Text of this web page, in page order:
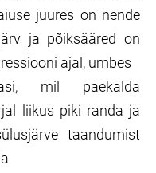
juures on nende
ja põiksääred on
ajal, umbes
mil paekalda
liikus piki randa ja
taandumist